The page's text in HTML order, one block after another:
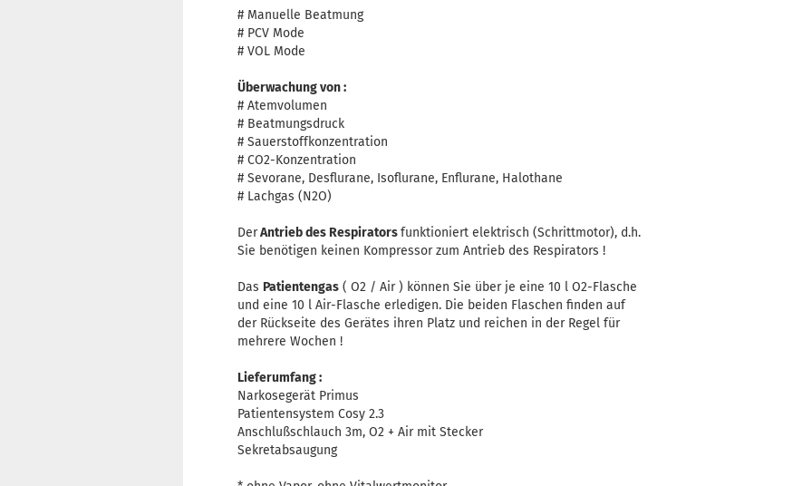
# Manuelle Beatmung
# PCV Mode
# VOL Mode
Überwachung von :
# Atemvolumen
# Beatmungsdruck
# Sauerstoffkonzentration
# CO2-Konzentration
# Sevorane, Desflurane, Isoflurane, Enflurane, Halothane
# Lachgas (N2O)
DerAntrieb des Respiratorsfunktioniert elektrisch (Schrittmotor), d.h.
Sie benötigen keinen Kompressor zum Antrieb des Respirators !
Das Patientengas ( O2 / Air ) können Sie über je eine 10 l O2-Flasche
und eine 10 l Air-Flasche erledigen. Die beiden Flaschen finden auf
der Rückseite des Gerätes ihren Platz und reichen in der Regel für
mehrere Wochen !
Lieferumfang :
Narkosegerät Primus
Patientensystem Cosy 2.3
Anschlußschlauch 3m, O2 + Air mit Stecker
Sekretabsaugung